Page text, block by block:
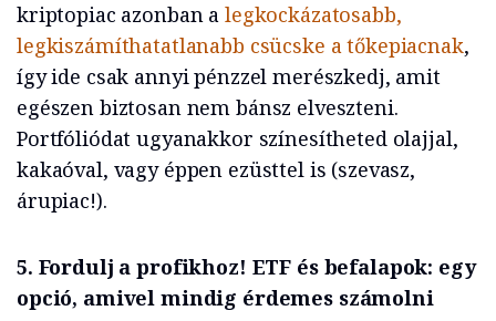
kriptopiac azonban a legkockázatosabb,
legkiszámíthatatlanabb csücske a tőkepiacnak,
így ide csak annyi pénzzel merészkedj, amit
egészen biztosan nem bánsz elveszteni.
Portfóliódat ugyanakkor színesítheted olajjal,
kakaóval, vagy éppen ezüsttel is (szevasz,
árupiac!).
5. Fordulj a profikhoz! ETF és befalapok: egy
opció, amivel mindig érdemes számolni